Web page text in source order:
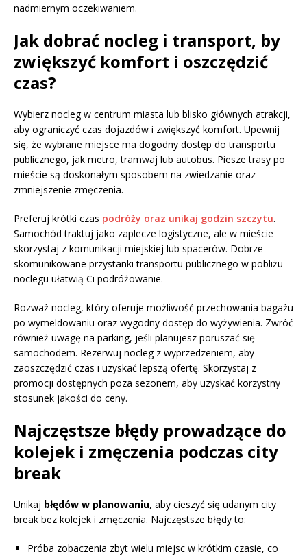
nadmiernym oczekiwaniem.
Jak dobrać nocleg i transport, by
zwiększyć komfort i oszczędzić
czas?
Wybierz nocleg w centrum miasta lub blisko głównych atrakcji,
aby ograniczyć czas dojazdów i zwiększyć komfort. Upewnij
się, że wybrane miejsce ma dogodny dostęp do transportu
publicznego, jak metro, tramwaj lub autobus. Piesze trasy po
mieście są doskonałym sposobem na zwiedzanie oraz
zmniejszenie zmęczenia.
Preferuj krótki czas podróży oraz unikaj godzin szczytu.
Samochód traktuj jako zaplecze logistyczne, ale w mieście
skorzystaj z komunikacji miejskiej lub spacerów. Dobrze
skomunikowane przystanki transportu publicznego w pobliżu
noclegu ułatwią Ci podróżowanie.
Rozważ nocleg, który oferuje możliwość przechowania bagażu
po wymeldowaniu oraz wygodny dostęp do wyżywienia. Zwróć
również uwagę na parking, jeśli planujesz poruszać się
samochodem. Rezerwuj nocleg z wyprzedzeniem, aby
zaoszczędzić czas i uzyskać lepszą ofertę. Skorzystaj z
promocji dostępnych poza sezonem, aby uzyskać korzystny
stosunek jakości do ceny.
Najczęstsze błędy prowadzące do
kolejek i zmęczenia podczas city
break
Unikaj błędów w planowaniu, aby cieszyć się udanym city
break bez kolejek i zmęczenia. Najczęstsze błędy to:
Próba zobaczenia zbyt wielu miejsc w krótkim czasie, co